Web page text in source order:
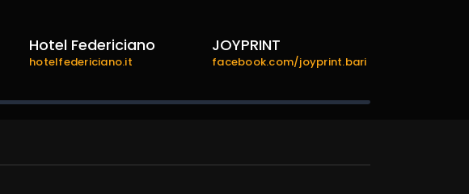
Hotel Federiciano
hotelfedericiano.it
JOYPRINT
facebook.com/joyprint.bari